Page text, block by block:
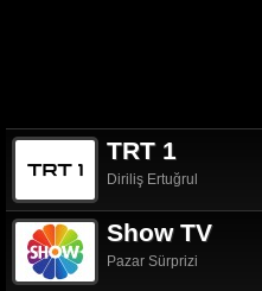
TRT 1
Diriliş Ertuğrul
Show TV
Pazar Sürprizi